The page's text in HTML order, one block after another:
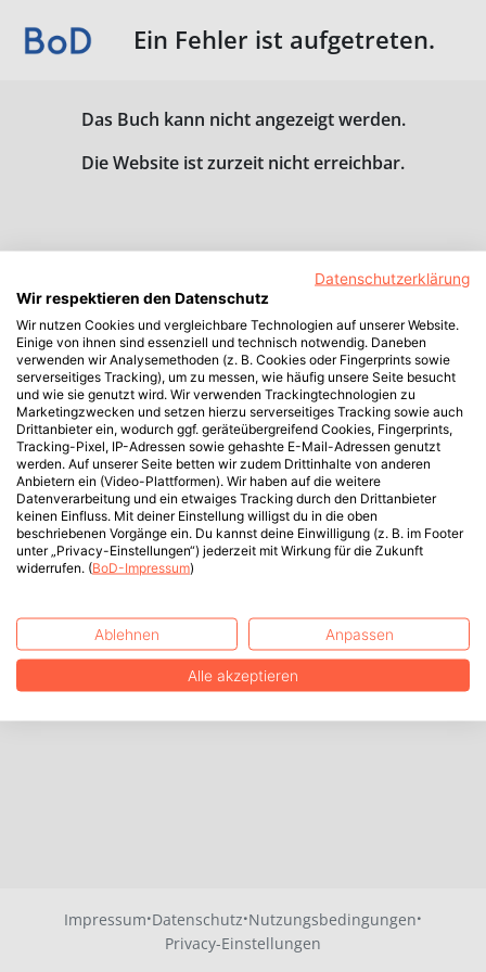
Ein Fehler ist aufgetreten.
Das Buch kann nicht angezeigt werden.
Die Website ist zurzeit nicht erreichbar.
Impressum·Datenschutz·Nutzungsbedingungen·
Privacy-Einstellungen
Datenschutzerklärung
Wir respektieren den Datenschutz
Wir nutzen Cookies und vergleichbare Technologien auf unserer Website.
Einige von ihnen sind essenziell und technisch notwendig. Daneben
verwenden wir Analysemethoden (z. B. Cookies oder Fingerprints sowie
serverseitiges Tracking), um zu messen, wie häufig unsere Seite besucht
und wie sie genutzt wird. Wir verwenden Trackingtechnologien zu
Marketingzwecken und setzen hierzu serverseitiges Tracking sowie auch
Drittanbieter ein, wodurch ggf. geräteübergreifend Cookies, Fingerprints,
Tracking-Pixel, IP-Adressen sowie gehashte E-Mail-Adressen genutzt
werden. Auf unserer Seite betten wir zudem Drittinhalte von anderen
Anbietern ein (Video-Plattformen). Wir haben auf die weitere
Datenverarbeitung und ein etwaiges Tracking durch den Drittanbieter
keinen Einfluss. Mit deiner Einstellung willigst du in die oben
beschriebenen Vorgänge ein. Du kannst deine Einwilligung (z. B. im Footer
unter „Privacy-Einstellungen“) jederzeit mit Wirkung für die Zukunft
widerrufen. (BoD-Impressum)
Ablehnen Anpassen
Alle akzeptieren